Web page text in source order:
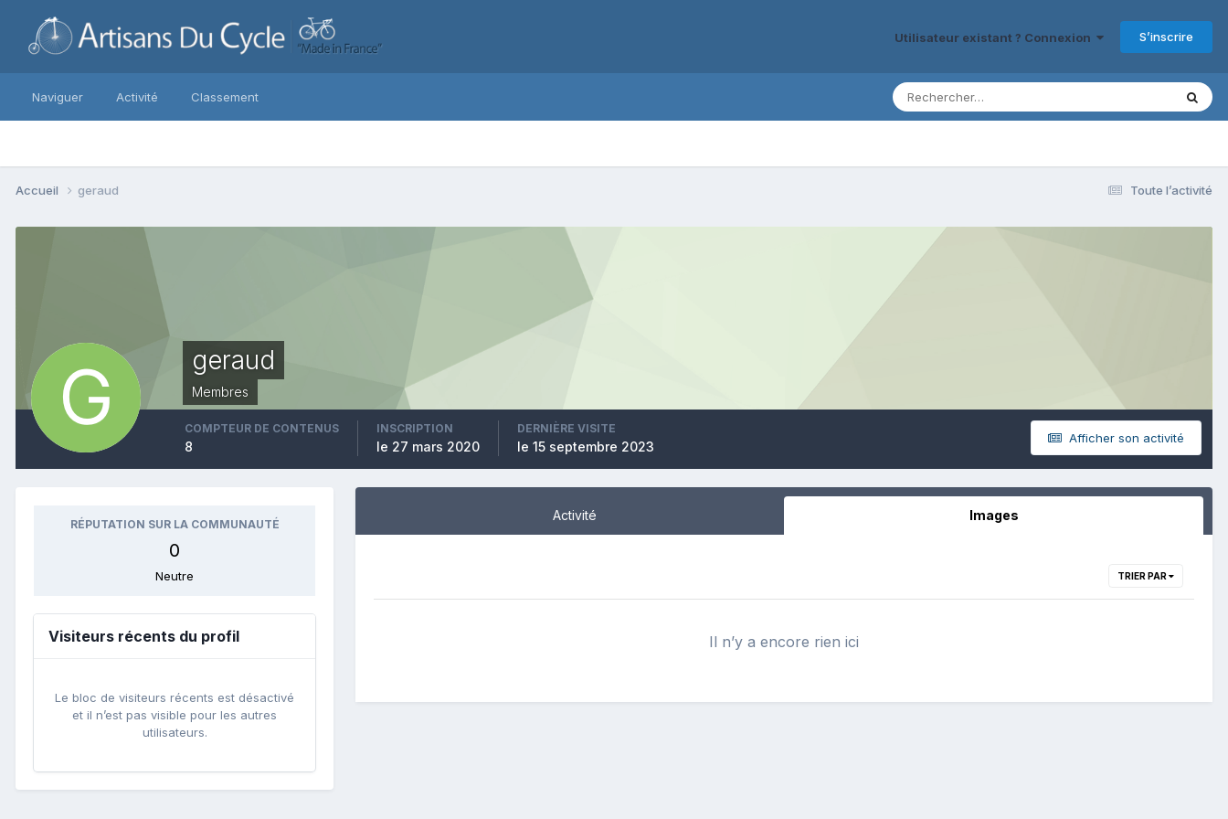
Utilisateur existant ? Connexion S’inscrire
Naviguer Activité Classement
Toute l’activité
Accueil geraud
geraud
Membres
Afficher son activité
COMPTEUR DE CONTENUS
8
INSCRIPTION
le 27 mars 2020
DERNIÈRE VISITE
le 15 septembre 2023
RÉPUTATION SUR LA COMMUNAUTÉ
0
Neutre
Visiteurs récents du profil
Le bloc de visiteurs récents est désactivé
et il n’est pas visible pour les autres
utilisateurs.
Activité Images
TRIER PAR
Il n’y a encore rien ici